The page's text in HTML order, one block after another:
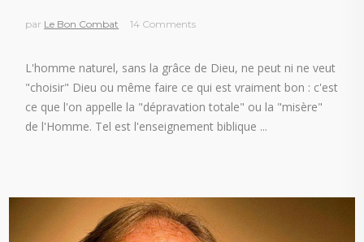
par Le Bon Combat 14 Comments
L'homme naturel, sans la grâce de Dieu, ne peut ni ne veut
"choisir" Dieu ou même faire ce qui est vraiment bon : c'est
ce que l'on appelle la "dépravation totale" ou la "misère"
de l'Homme. Tel est l'enseignement biblique